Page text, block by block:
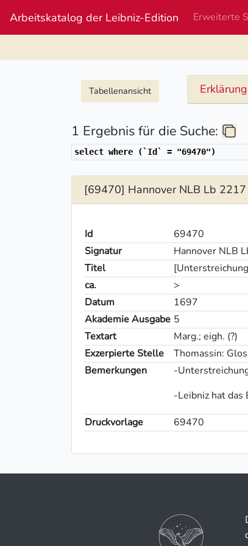
Arbeitskatalog der Leibniz-Edition Erweiterte
Tabellenansicht
1 Ergebnis für die Suche:
select where (`Id` = "69470")
[69470] Hannover NLB Lb 2217
Id
69470
Signatur
Hannover NLB
Titel
ca.
>
Datum
1697
Akademie Ausgabe 5
Textart
Marg.; eigh. (?)
Exzerpierte Stelle
Thomassin:
Bemerkungen
-
-Leibniz hat das
Druckvorlage
69470